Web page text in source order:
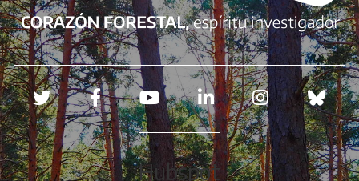
Redes sociales
Hubspot